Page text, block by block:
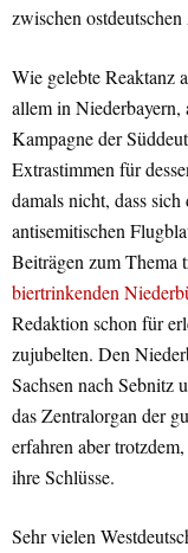
zwischen
Wie gelebte Reaktanz
allem in
Kampagne der
Extrastimmen für
damals nicht, dass
antisemitischen
Beiträgen zum Thema
biertrinkenden
Redaktion schon für
zujubelten. Den
Sachsen nach Sebnitz
das Zentralorgan der
erfahren aber
ihre Schlüsse.
Sehr vielen